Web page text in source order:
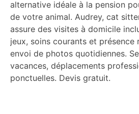
alternative idéale à la pension
de votre animal. Audrey, cat
assure des visites à domicile
jeux, soins courants et présence
envoi de photos quotidiennes.
vacances, déplacements
ponctuelles. Devis gratuit.